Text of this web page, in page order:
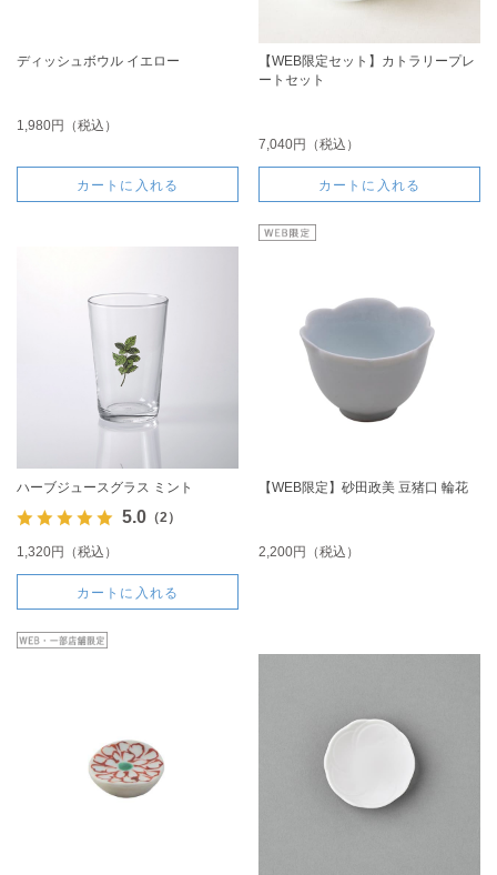
ディッシュボウル イエロー
1,980円（税込）
カートに入れる
【WEB限定セット】カトラリープレ
ートセット
7,040円（税込）
カートに入れる
ハーブジュースグラス ミント
5.0（2）
1,320円（税込）
カートに入れる
【WEB限定】砂田政美 豆猪口 輪花
2,200円（税込）